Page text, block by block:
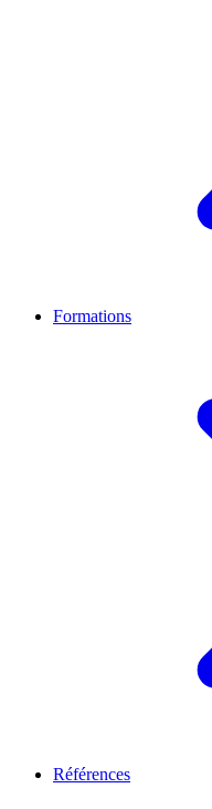
Formations
Références